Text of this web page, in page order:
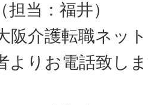
当：福井）
阪介護転職ネッ
よりお電話致し